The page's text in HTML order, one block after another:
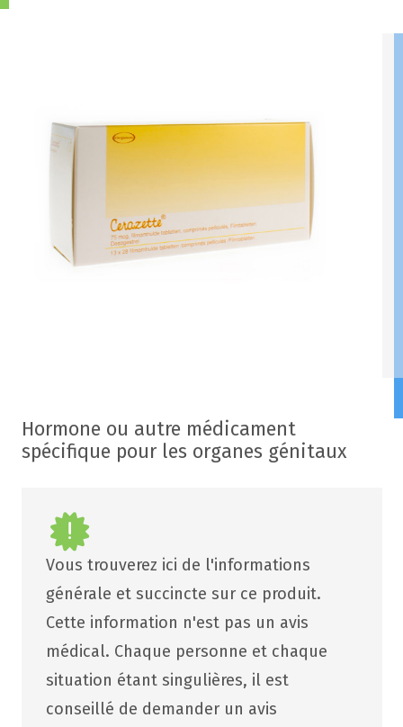
Hormone ou autre médicament
spécifique pour les organes génitaux
Vous trouverez ici de l'informations
générale et succincte sur ce produit.
Cette information n'est pas un avis
médical. Chaque personne et chaque
situation étant singulières, il est
conseillé de demander un avis